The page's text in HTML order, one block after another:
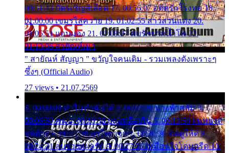
00:51:43 บัตรเชิญสีเลือด 17. 00:56:07 อดีตรักโรงทอ 18.
01:00:00 เขมรไล่ควาย 19. 01:02:55 สาวสวนแตง 20.
01:05:51 แอบมอง 21. 01:09:27 พบรักปากน้ำโพ 22.
01:13:06 สายัณห์เมา
" สายัณห์ สัญญา " ขวัญใจคนเดิม - รวมเพลงดังเพราะๆ
ซึ้งๆ (Official Audio)
27 views • 21.07.2569
1. 00:00:00 ทำไมทำฉันได้ 2. 00:03:20 นางฟ้าสลัม 3.
00:06:50 คน 4. 00:10:36 บุญเหลือเกิน 5. 00:13:58 ฝนหยาด
สุดท้าย 6. 00:17:30 ยาใจยาจก 7. 00:20:30 คิดดูให้ดี 8.
00:24:21 ลบรอยแผลรัก 9. 00:27:35 เหมือนใจโดนกรีด 10.